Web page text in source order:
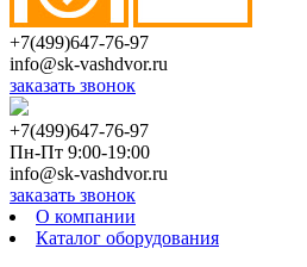
+7(499)647-76-97
info@sk-vashdvor.ru
заказать звонок
+7(499)647-76-97
Пн-Пт 9:00-19:00
info@sk-vashdvor.ru
заказать звонок
О компании
Каталог оборудования